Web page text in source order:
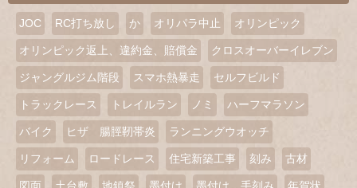
JOC RC打ち放し か オリパラ中止 オリンピック
オリンピック返上、違約金、賠償金 クロスオーバーイレブン
ジャングルジム階段 スマホ熱暴走 セルフビルド
トラックレース トレイルラン ノミ ハーフマラソン
バイク ヒザ 腸脛靭帯炎 ランニングウオッチ
リフォーム ロードレース 住宅新築工事 刻み 古材